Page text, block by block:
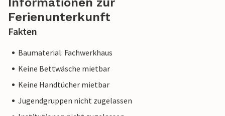
Ferienunterkunft
Fakten
Baumaterial: Fachwerkhaus
Keine Bettwäsche mietbar
Keine Handtücher mietbar
Jugendgruppen nicht zugelassen